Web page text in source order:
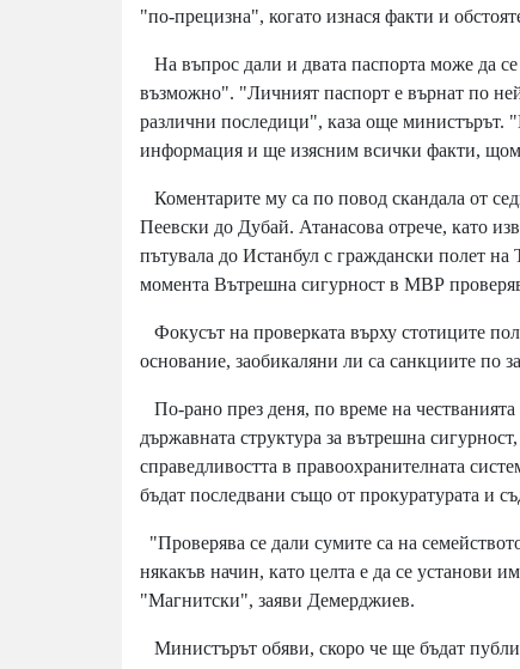
"по-прецизна", когато изнася факти и
На въпрос дали и двата паспорта може да
възможно". "Личният паспорт е върнат по
различни последици", каза още министърът.
информация и ще изясним всички факти,
Коментарите му са по повод скандала от
Пеевски до Дубай. Атанасова отрече, като
пътувала до Истанбул с граждански полет
момента Вътрешна сигурност в МВР
Фокусът на проверката върху стотиците
основание, заобикаляни ли са санкциите по
По-рано през деня, по време на
държавната структура за вътрешна
справедливостта в правоохранителната
бъдат последвани също от прокуратурата и
"Проверява се дали сумите са на
някакъв начин, като целта е да се установи
"Магнитски", заяви Демерджиев.
Министърът обяви, скоро че ще бъдат